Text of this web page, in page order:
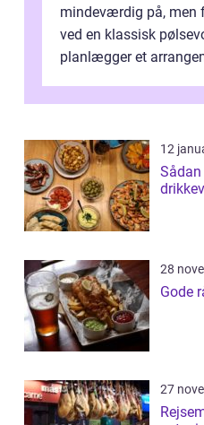
mindeværdig på, men
ved en klassisk
planlægger et
12
28
Gode
27